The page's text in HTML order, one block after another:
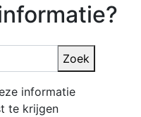
Zoek
informatie
te krijgen